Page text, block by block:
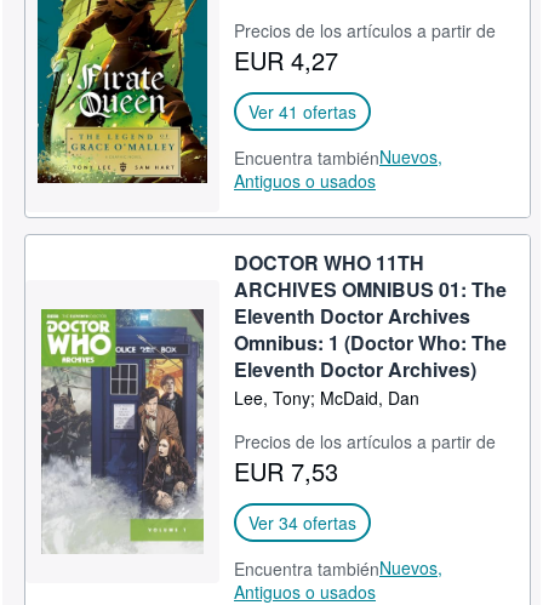
Precios de los artículos a partir de
EUR 4,27
Ver 41 ofertas
Encuentra tambiénNuevos,
Antiguos o usados
DOCTOR WHO 11TH
ARCHIVES OMNIBUS 01: The
Eleventh Doctor Archives
Omnibus: 1 (Doctor Who: The
Eleventh Doctor Archives)
Lee, Tony; McDaid, Dan
Precios de los artículos a partir de
EUR 7,53
Ver 34 ofertas
Encuentra tambiénNuevos,
Antiguos o usados